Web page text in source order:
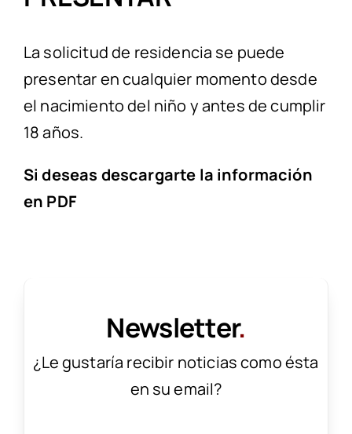
La solicitud de residencia se puede
presentar en cualquier momento desde
el nacimiento del niño y antes de cumplir
18 años.
Si deseas descargarte la información
en PDF
Newsletter.
¿Le gustaría recibir noticias como ésta
en su email?